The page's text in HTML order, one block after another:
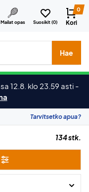
Mailat opas Suosikit (0)
0
Kori
Hae
12.8. klo 23.59 asti -
Tarvitsetko apua?
134 stk.